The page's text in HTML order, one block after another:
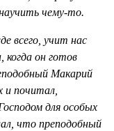
чему-то.
всего, учит нас
он готов
Макарий
и почитал,
для особых
что преподобный